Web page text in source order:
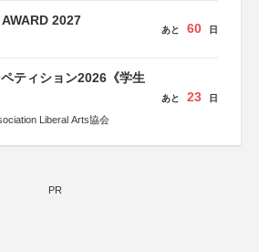
2027
あと 60 日
ティション2026《学生
Liberal Arts協会
あと 23 日
PR